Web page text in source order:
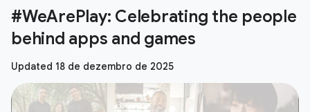
#WeArePlay: Celebrating the people
behind apps and games
Updated 18 de dezembro de 2025